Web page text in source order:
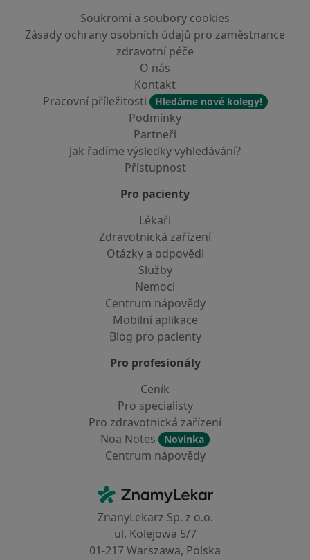
Soukromí a soubory cookies
Zásady ochrany osobních údajů pro zaměstnance
zdravotní péče
O nás
Kontakt
Pracovní příležitosti
Hledáme nové kolegy!
Podmínky
Partneři
Jak řadíme výsledky vyhledávání?
Přístupnost
Pro pacienty
Lékaři
Zdravotnická zařízení
Otázky a odpovědi
Služby
Nemoci
Centrum nápovědy
Mobilní aplikace
Blog pro pacienty
Pro profesionály
Ceník
Pro specialisty
Pro zdravotnická zařízení
Noa Notes
Novinka
Centrum nápovědy
ZnamyLekar - Hlavní stránka
ZnanyLekarz Sp. z o.o.
ul. Kolejowa 5/7
01-217 Warszawa, Polska